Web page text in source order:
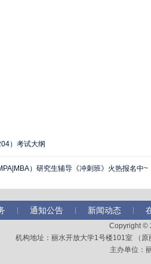
）考试大纲
）研究生辅导《冲刺班》火热报名中~
通知公告 新闻动态
Copyright
机构地址：丽水开放大学1号楼101室 （
主办单位